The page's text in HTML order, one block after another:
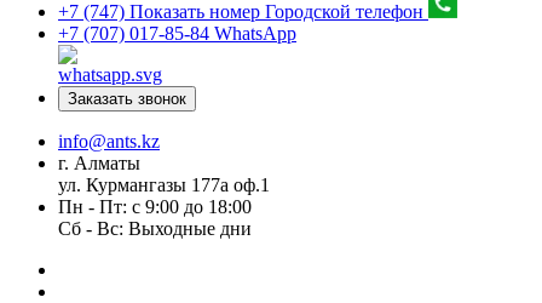
+7 (747) Показать номер Городской телефон
+7 (707) 017-85-84 WhatsApp
Заказать звонок
info@ants.kz
г. Алматы
ул. Курмангазы 177а оф.1
Пн - Пт: с 9:00 до 18:00
Сб - Вс: Выходные дни